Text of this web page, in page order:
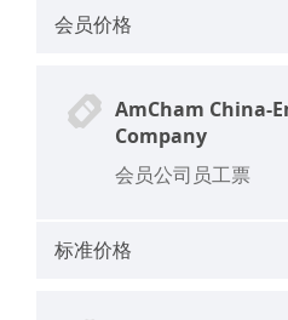
会员价格
AmCham China-
Company
会员公司员工票
标准价格